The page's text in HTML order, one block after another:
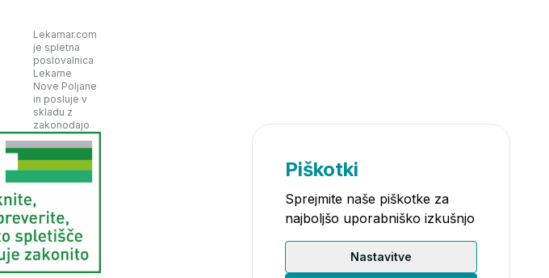
Lekarnar.com
je spletna
poslovalnica
Lekarne
Nove Poljane
in posluje v
skladu z
zakonodajo
Piškotki
Sprejmite naše piškotke za
najboljšo uporabniško izkušnjo
Nastavitve